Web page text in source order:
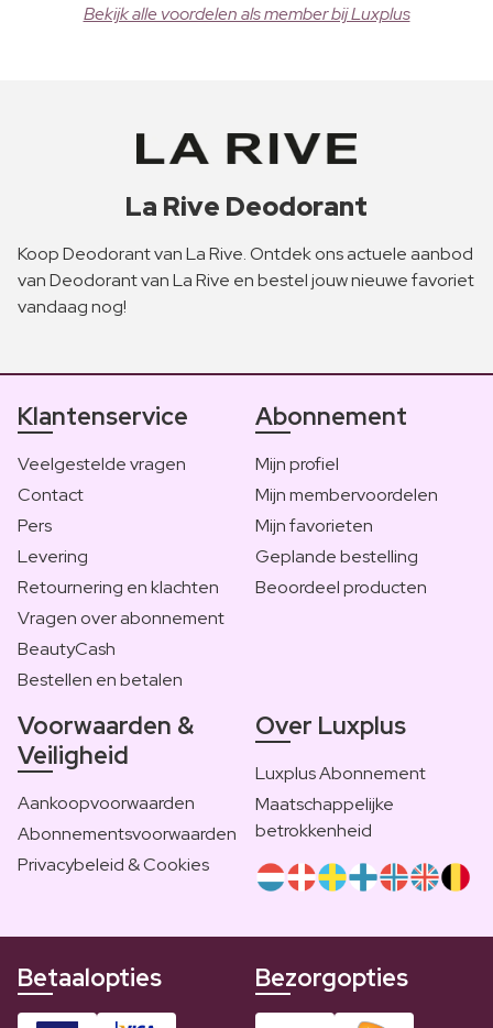
Bekijk alle voordelen als member bij Luxplus
La Rive Deodorant
Koop Deodorant van La Rive. Ontdek ons actuele aanbod
van Deodorant van La Rive en bestel jouw nieuwe favoriet
vandaag nog!
Klantenservice
Veelgestelde vragen
Contact
Pers
Levering
Retournering en klachten
Vragen over abonnement
BeautyCash
Bestellen en betalen
Abonnement
Mijn profiel
Mijn membervoordelen
Mijn favorieten
Geplande bestelling
Beoordeel producten
Voorwaarden &
Veiligheid
Aankoopvoorwaarden
Abonnementsvoorwaarden
Privacybeleid & Cookies
Over Luxplus
Luxplus Abonnement
Maatschappelijke
betrokkenheid
Betaalopties Bezorgopties